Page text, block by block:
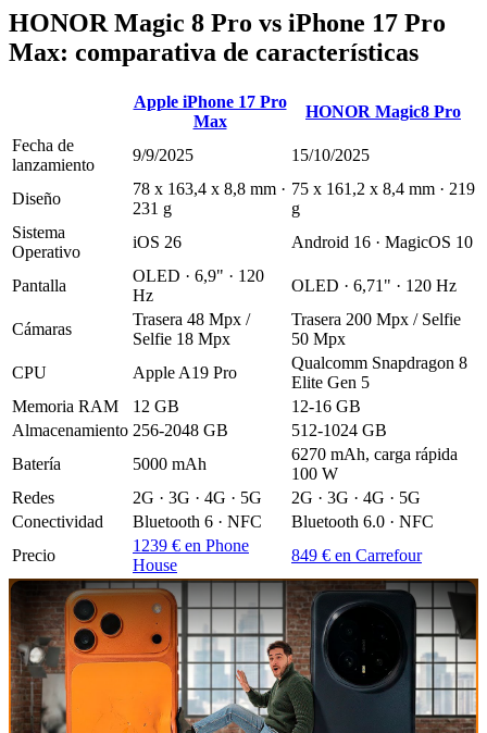
HONOR Magic 8 Pro vs iPhone 17 Pro
Max: comparativa de características
Apple iPhone 17 Pro
Max
HONOR Magic8 Pro
Fecha de
lanzamiento
9/9/2025 15/10/2025
Diseño
78 x 163,4 x 8,8 mm ·
231 g
75 x 161,2 x 8,4 mm · 219
g
Sistema
Operativo
iOS 26 Android 16 · MagicOS 10
Pantalla
OLED · 6,9" · 120
Hz
OLED · 6,71" · 120 Hz
Cámaras
Trasera 48 Mpx /
Selfie 18 Mpx
Trasera 200 Mpx / Selfie
50 Mpx
CPU
Apple A19 Pro
Qualcomm Snapdragon 8
Elite Gen 5
Memoria RAM
12 GB
12-16 GB
Almacenamiento 256-2048 GB
512-1024 GB
Batería
5000 mAh
6270 mAh, carga rápida
100 W
Redes
2G · 3G · 4G · 5G
2G · 3G · 4G · 5G
Conectividad
Bluetooth 6 · NFC
Bluetooth 6.0 · NFC
Precio
1239 € en Phone
House
849 € en Carrefour